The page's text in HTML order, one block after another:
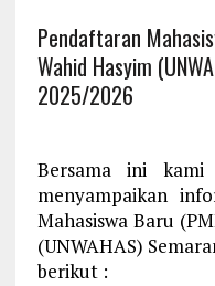
Pendaftaran
Wahid Hasyim
2025/2026
Bersama ini kami
menyampaikan
Mahasiswa Baru
(UNWAHAS)
berikut :